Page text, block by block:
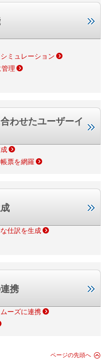
ミュレーション
理
わせたユーザーイ
票を網羅
仕訳を生成
携
ーズに連携
ページの先頭へ